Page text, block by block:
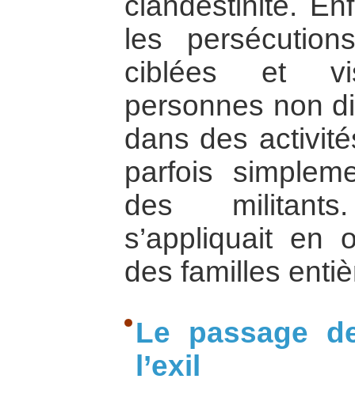
les
ciblées et
personnes non
dans des
parfois
des
s’appliquait en
des familles
Le passage
l’exil